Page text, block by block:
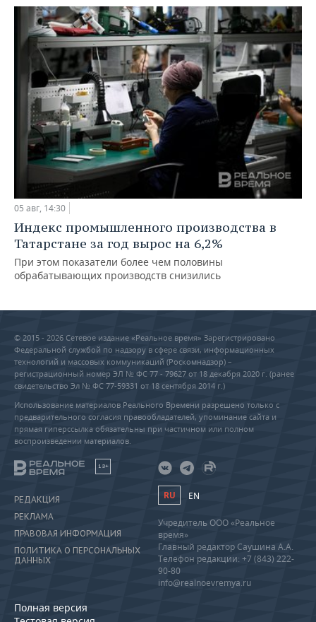
05 авг, 14:30
Индекс промышленного производства в
Татарстане за год вырос на 6,2%
При этом показатели более чем половины
обрабатывающих производств снизились
© 2015 - 2026 Сетевое издание «Реальное время» Зарегистрировано
Федеральной службой по надзору в сфере связи, информационных
технологий и массовых коммуникаций (Роскомнадзор) –
регистрационный номер ЭЛ № ФС 77 - 79627 от 18 декабря 2020 г. (ранее
свидетельство Эл № ФС 77-59331 от 18 сентября 2014 г.)
Использование материалов Реального Времени разрешено только с
предварительного согласия правообладателей, упоминание сайта и
прямая гиперссылка обязательны при частичном или полном
воспроизведении материалов.
18+
РЕДАКЦИЯ
РЕКЛАМА
ПРАВОВАЯ ИНФОРМАЦИЯ
ПОЛИТИКА О ПЕРСОНАЛЬНЫХ
ДАННЫХ
Полная версия
RU EN
Учредитель ООО «Реальное
время»
Главный редактор Саушина А.А.
Телефон редакции: +7 (843) 222-
90-80
info@realnoevremya.ru